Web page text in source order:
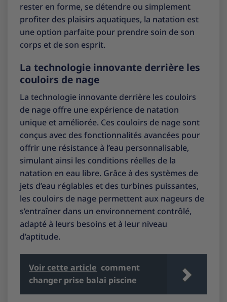
rester en forme, se détendre ou simplement
profiter des plaisirs aquatiques, la natation est
une option parfaite pour prendre soin de son
corps et de son esprit.
La technologie innovante derrière les
couloirs de nage
La technologie innovante derrière les couloirs
de nage offre une expérience de natation
unique et améliorée. Ces couloirs de nage sont
conçus avec des fonctionnalités avancées pour
offrir une résistance à l’eau personnalisable,
simulant ainsi les conditions réelles de la
natation en eau libre. Grâce à des systèmes de
jets d’eau réglables et des turbines puissantes,
les couloirs de nage permettent aux nageurs de
s’entraîner dans un environnement contrôlé,
adapté à leurs besoins et à leur niveau
d’aptitude.
Voir cette article comment
changer prise balai piscine